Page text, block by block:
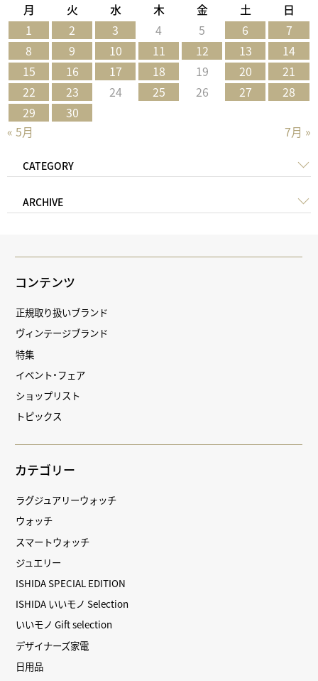
月 火 水 木 金 土 日
« 5月 7月 »
1 2 3 4 5 6
7
8
9 10 11 12 13
14
15
16 17 18 19 20
21
22
23 24 25 26 27
28
29
30
CATEGORY
ARCHIVE
コンテンツ
正規取り扱いブランド
ヴィンテージブランド
特集
イベント・フェア
ショップリスト
トピックス
カテゴリー
ラグジュアリーウォッチ
ウォッチ
スマートウォッチ
ジュエリー
ISHIDA SPECIAL EDITION
ISHIDA いいモノ Selection
いいモノ Gift selection
デザイナーズ家電
日用品